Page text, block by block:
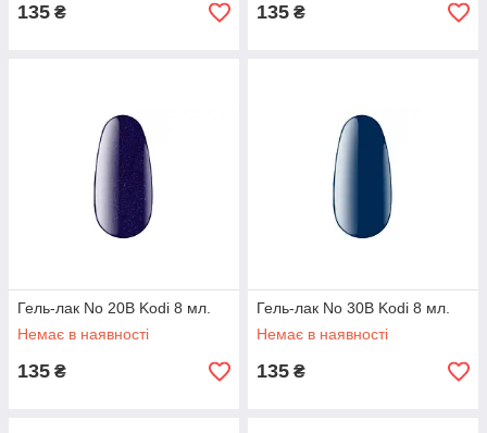
135 ₴ 135 ₴
Гель-лак No 20B Kodi 8 мл.
Немає в наявності
135 ₴
Гель-лак No 30B Kodi 8 мл.
Немає в наявності
135 ₴